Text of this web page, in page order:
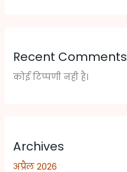
Recent Comments
कोई टिप्पणी नही है।
Archives
अप्रैल 2026